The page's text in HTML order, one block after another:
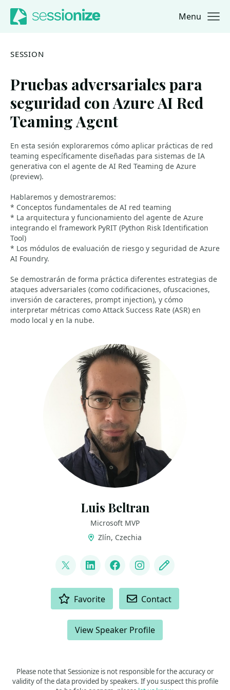
Jump to navigation
Jump to content Menu
SESSION
Pruebas adversariales para
seguridad con Azure AI Red
Teaming Agent
En esta sesión exploraremos cómo aplicar prácticas de red
teaming específicamente diseñadas para sistemas de IA
generativa con el agente de AI Red Teaming de Azure
(preview).
Hablaremos y demostraremos:
* Conceptos fundamentales de AI red teaming
* La arquitectura y funcionamiento del agente de Azure
integrando el framework PyRIT (Python Risk Identification
Tool)
* Los módulos de evaluación de riesgo y seguridad de Azure
AI Foundry.
Se demostrarán de forma práctica diferentes estrategias de
ataques adversariales (como codificaciones, ofuscaciones,
inversión de caracteres, prompt injection), y cómo
interpretar métricas como Attack Success Rate (ASR) en
modo local y en la nube.
Luis Beltran
Microsoft MVP
Zlín, Czechia
@darkicebeam
LinkedInFacebookInstagram
Blog
Favorite Contact
View Speaker Profile
Please note that Sessionize is not responsible for the accuracy or
validity of the data provided by speakers. If you suspect this profile